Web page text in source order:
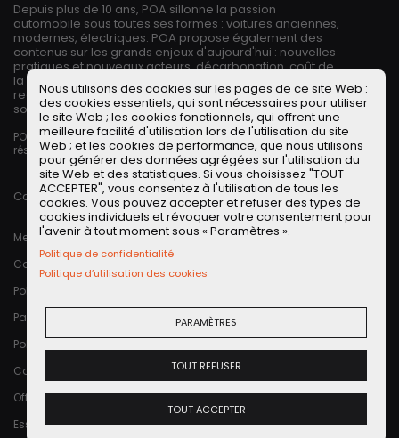
Nous utilisons des cookies sur les pages de ce site Web :
des cookies essentiels, qui sont nécessaires pour utiliser
le site Web ; les cookies fonctionnels, qui offrent une
meilleure facilité d'utilisation lors de l'utilisation du site
Web ; et les cookies de performance, que nous utilisons
pour générer des données agrégées sur l'utilisation du
site Web et des statistiques. Si vous choisissez "TOUT
ACCEPTER", vous consentez à l'utilisation de tous les
cookies. Vous pouvez accepter et refuser des types de
cookies individuels et révoquer votre consentement pour
l'avenir à tout moment sous « Paramètres ».
Politique de confidentialité
Politique d’utilisation des cookies
PARAMÈTRES
TOUT REFUSER
TOUT ACCEPTER
Depuis plus de 10 ans, POA sillonne la passion
automobile sous toutes ses formes : voitures anciennes,
modernes, électriques. POA propose également des
contenus sur les grands enjeux d'aujourd'hui : nouvelles
pratiques et nouveaux acteurs, décarbonation, coût de
la vie, réparabilité. Le dénominateur commun ? Un
regard unique dans l'univers automobile dont les bases
sont la curiosité et l'ouverture d'esprit.
POA - Petites Observations Automobiles - Tous droits
réservés
Conception, design et développement par
Pied de page
Mentions légales
Conditions générales d’utilisation
Politique d’utilisation des cookies
Paramètres des cookies
Politique de confidentialité
Contact
Offres leasing auto sans apport
Essai Mini Countryman E 204 ch